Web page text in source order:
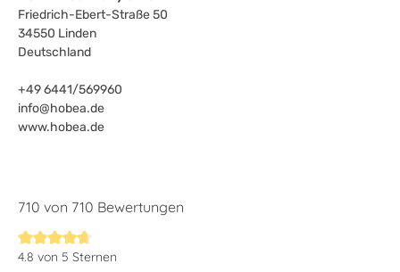
Friedrich-Ebert-Straße 50
34550 Linden
Deutschland
+49 6441/569960
info@hobea.de
www.hobea.de
710 von 710 Bewertungen
Durchschnittliche Bewertung von 4.8 von 5 Sternen
4.8 von 5 Sternen